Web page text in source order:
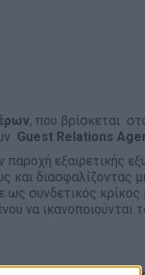
, που βρίσκεται
Guest Relations
παροχή εξαιρετικής
διασφαλίζοντας
ως συνδετικός
να ικανοποιούνται